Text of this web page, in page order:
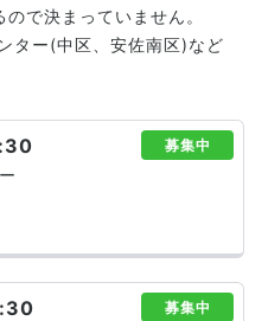
で決まっていません。
ター(中区、安佐南区)など
募集中
募集中